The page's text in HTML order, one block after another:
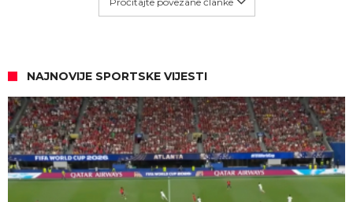
NAJNOVIJE SPORTSKE VIJESTI